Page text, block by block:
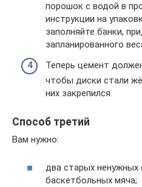
порошок с водой в
инструкции на
заполняйте банки,
запланированного
Теперь цемент
чтобы диски стали
них закрепился.
Способ третий
Вам нужно:
два старых ненужных
баскетбольных мяча;